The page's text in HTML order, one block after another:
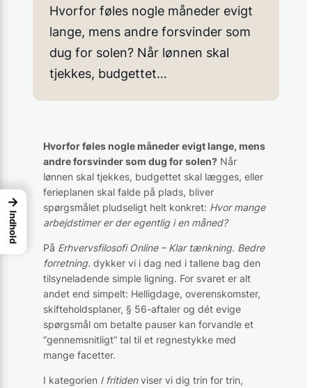
Hvorfor føles nogle måneder evigt
lange, mens andre forsvinder som
dug for solen? Når lønnen skal
tjekkes, budgettet…
Hvorfor føles nogle måneder evigt lange, mens
andre forsvinder som dug for solen? Når
lønnen skal tjekkes, budgettet skal lægges, eller
ferieplanen skal falde på plads, bliver
spørgsmålet pludseligt helt konkret: Hvor mange
arbejdstimer er der egentlig i en måned?
På Erhvervsfilosofi Online – Klar tænkning. Bedre
forretning. dykker vi i dag ned i tallene bag den
tilsyneladende simple ligning. For svaret er alt
andet end simpelt: Helligdage, overenskomster,
skifteholdsplaner, § 56-aftaler og dét evige
spørgsmål om betalte pauser kan forvandle et
“gennemsnitligt” tal til et regnestykke med
mange facetter.
I kategorien I fritidenviser vi dig trin for trin,
→
Indhold